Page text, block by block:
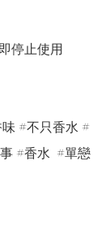
停止使用
#不只香水 #
#香水  #單戀